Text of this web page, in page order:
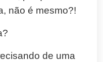
não é mesmo?!
de uma